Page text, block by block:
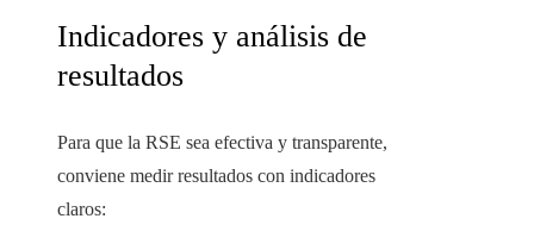
Indicadores y análisis de
resultados
Para que la RSE sea efectiva y transparente,
conviene medir resultados con indicadores
claros: